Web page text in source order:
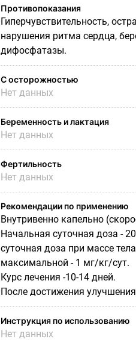
Противопоказания
Гиперчувствительность,
нарушения ритма сердца,
дифосфатазы.
С осторожностью
Нет данных
Беременность и лактация
Нет данных
Фертильность
Нет данных
Рекомендации по применению
Внутривенно капельно
Начальная суточная доза -
суточная доза при массе
максимальной - 1 мг/кг/сут.
Курс лечения -10-14 дней.
После достижения
Инструкция по использованию
Нет данных